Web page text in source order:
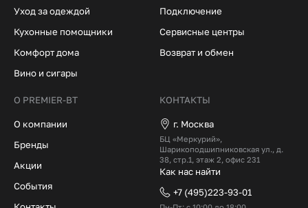
Уход за одеждой
Кухонные помощники
Комфорт дома
Вино и сигары
Подключение
Сервисные центры
Возврат и обмен
О PREMIER-BT
О компании
Бренды
Акции
События
КОНТАКТЫ
г. Москва
БЦ «Меркурий»,
Шарикоподшипниковская ул., д.
38, стр.1, этаж 2, офис 231
Как нас найти
+7 (495)223-93-01